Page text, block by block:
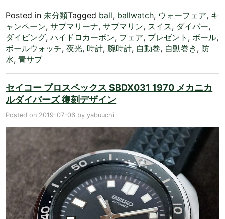
Posted in未分類Tagged ball, ballwatch, ウォーフェア, キ
ャンペーン,サブマリーナ,サブマリン, スイス, ダイバー,
ダイビング,ハイドロカーボン, フェア, プレゼント ,ボール,
ボールウォッチ,夜光, 時計, 腕時計, 自動巻, 自動巻き , 防
水,青サブ
セイコー プロスペックス SBDX031 1970 メカニカ
ルダイバーズ 復刻デザイン
Posted on 2019-07-06 byyabuuchi